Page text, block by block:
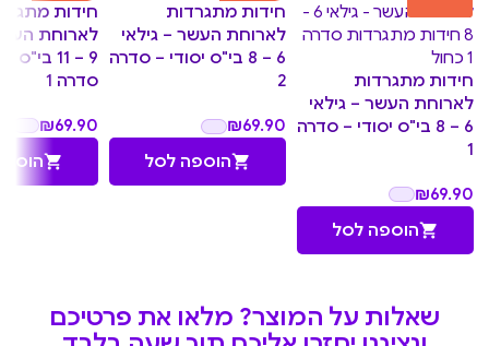
חידות מתגרדות
לארוחת העשר – גילאי
6 – 8 בי"ס יסודי – סדרה
1
₪69.90
הוספה לסל
חידות מתגרדות
לארוחת העשר – גילאי
6 – 8 בי"ס יסודי – סדרה
2
₪69.90
הוספה לסל
חידות
לארוחת
9 – 11
סדרה 1
₪69.90
שאלות על המוצר? מלאו את פרטיכם